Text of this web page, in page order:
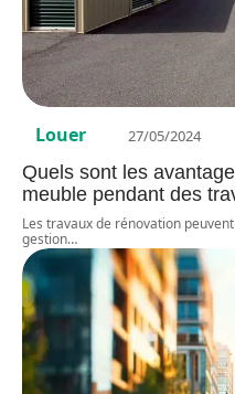
Louer 27/05/2024
Quels sont les
meuble pendant des
Les travaux de rénovation
gestion…